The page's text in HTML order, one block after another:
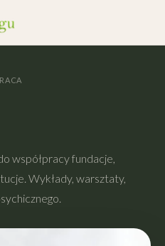
współpracy fundacje,
Wykłady, warsztaty,